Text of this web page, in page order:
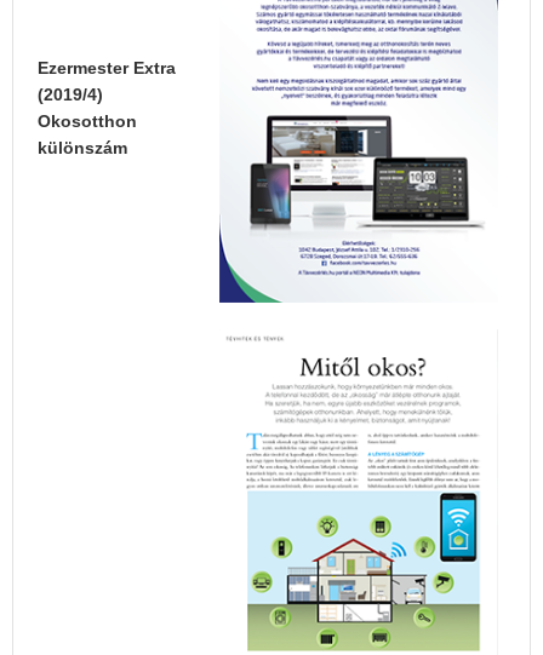
Ezermester Extra
(2019/4)
Okosotthon
különszám